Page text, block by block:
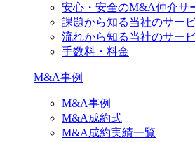
安心・安全のM&A仲介サ
課題から知る当社のサー
流れから知る当社のサー
手数料・料金
M&A事例
M&A事例
M&A成約式
M&A成約実績一覧